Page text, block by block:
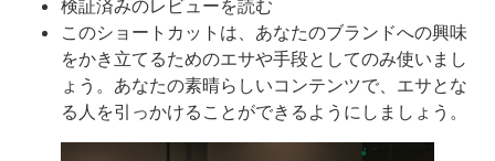
検証済みのレビューを読む
このショートカットは、あなたのブランドへの興味
をかき立てるためのエサや手段としてのみ使いまし
ょう。あなたの素晴らしいコンテンツで、エサとな
る人を引っかけることができるようにしましょう。